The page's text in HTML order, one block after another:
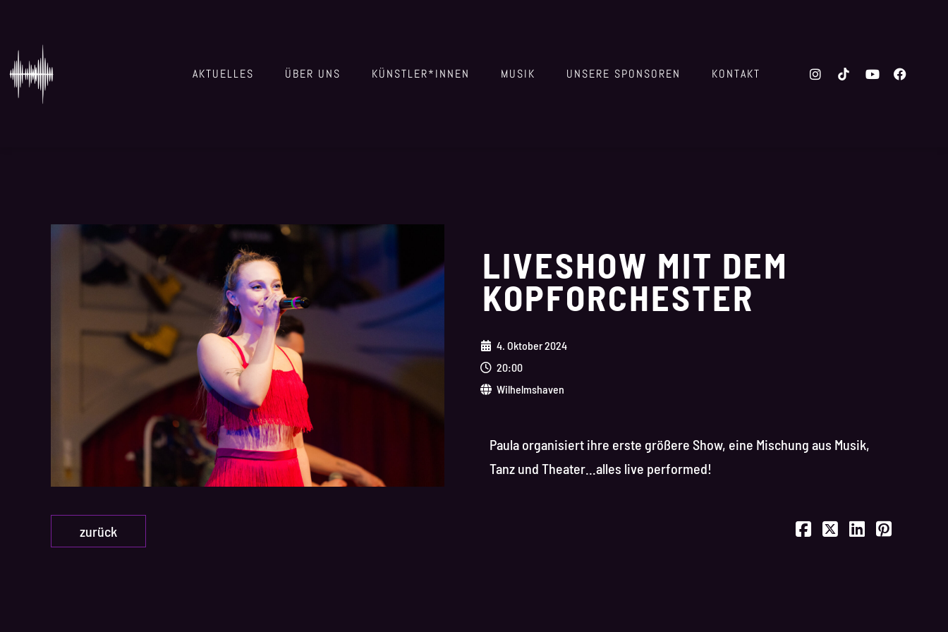
AKTUELLES ÜBER UNS KÜNSTLER*INNEN MUSIK UNSERE SPONSOREN KONTAKT
LIVESHOW MIT DEM
KOPFORCHESTER
4. Oktober 2024
20:00
Wilhelmshaven
Paula organisiert ihre erste größere Show, eine Mischung aus Musik,
Tanz und Theater…alles live performed!
zurück